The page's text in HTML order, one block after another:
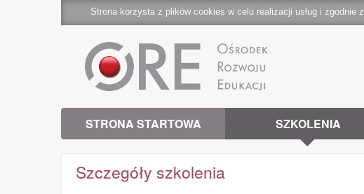
Strona korzysta z plików cookies w celu realizacji usług i zgodnie z
STRONA STARTOWA SZKOLENIA
Szczegóły szkolenia